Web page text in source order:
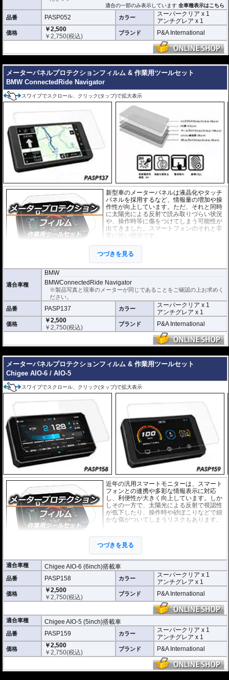
透明性の高いフィルム。貼り付けてしまう
とメーターになじみ、フィルムの存在がほ
とんどわからなくなります。
アンチグレア :
マット仕上げが施され、太
陽光などによる反射を軽減。視認性の低下
を防ぎ、メーターを読み取りやすくしま
す。もちろん傷に対しても有効です。
取付キット付属 :取り付けに便利なクリー
ニングクロス、細かい埃も除去する粘着シート、気泡の混入を防ぎ、きれいに
仕上げるスキージがセットになっています。
またこのフィルムは 多少の気泡なら数時間から２日ほどで自然に気泡が消える
優れもの。満足のいく取付が容易になりました。
シリコーン系粘着材を採用し、メーターを痛めることがありません。フィルム
を剥がせば、元通りの状態になります。
適合の一部のみ表示しています全車種表示はこちら
品番 PASP052 カラー
スーパークリア x 1
アンチグレア x 1
価格
￥2,500
￥2,750(税込) ブランド P&A International
メーターパネルプロテクションフィルム & 作業用ツールセット
BMW ConnectedRide Navigator
スワイプでスクロール、クリック(タップ)で拡大表示
新型車のメーターバネルは液晶化やタッチ
パネルを採用するなど、情報量の増加や操
作性が向上しています。ただ、それと同時
に太陽光による反射で読み取りづらい状況
や、操作時等に傷をつけてしまう可能性が
出てきました。スマートフォンのそれと非
常に近い状況です。
このメーターパネルプロテクションフィル
ムは不要な傷や汚れからメーターパネルを
保護します。
ーパークリアとアンチグレア)が入っており、それぞれ目的に合わせたものをご
利用いただけます。
スーパークリア :耐摩耗性が非常に高く、
透明性の高いフィルム。貼り付けてしまう
とメーターになじみ、フィルムの存在がほ
とんどわからなくなります。
アンチグレア :
陽光などによる反射を軽減。視認性の低下
を防ぎ、メーターを読み取りやすくしま
取付キット付属 :取り付けに便利なクリー
ニングクロス、細かい埃も除去する粘着シート、気泡の混入を防ぎ、きれいに
仕上げるスキージがセットになっています。
またこのフィルムは多少の気泡なら数時間から２日ほどで自然に気泡が消える
優れもの。満足のいく取付が容易になりました。
シリコーン系粘着材を採用し、メーターを痛めることがありません。フィルム
を剥がせば、元通りの状態になります。
つづきを見る
適合車種
BMW
BMWConnectedRide Navigator
※製品写真と現車のメーターが同じであることをご確認の上お求めく
ださい。
品番
PASP137 カラー
スーパークリア x 1
アンチグレア x 1
価格
￥2,500
￥2,750(税込) ブランド P&A International
メーターパネルプロテクションフィルム & 作業用ツールセット
Chigee AIO-6 / AIO-5
スワイプでスクロール、クリック(タップ)で拡大表示
近年の汎用スマートモニターは、スマート
フォンとの連携や多彩な情報表示に対応
し、利便性が大きく向上しています。しか
しその一方で、太陽光による反射で視認性
が低下したり、操作時や砂ぼこりなどで細
かな傷がついてしまうリスクもあります。
汚れからディスプレイを保護します。
トには２枚のフィルム(スーパークリアとア
ンチグレア)が入っており
合わせたものをご利用いただけます。
スーパークリア :
耐摩耗性が非常に高く、
透明性の高いフィルム。貼り付けてしまう
と画面になじみ、フィルムの存在がほとん
どわからなくなります。
マット仕上げが施され、太
陽光などによる反射を軽減。視認性の低下
を防ぎ、画面を読み取りやすくします。も
ちろん傷に対しても有効です。
取付キット付属 :
取り付けに便利なクリー
ニングクロス、細かい埃も除去する粘着シート、気泡の混入を防ぎ、きれいに
つづきを見る
適合車種 Chigee AIO-6 (6inch)搭載車
品番 PASP158 カラー
スーパークリア x 1
アンチグレア x 1
価格
￥2,500
￥2,750(税込) ブランド P&A International
適合車種 Chigee AIO-5 (5inch)搭載車
品番 PASP159 カラー
スーパークリア x 1
アンチグレア x 1
価格
￥2,500
￥2,750(税込) ブランド P&A International